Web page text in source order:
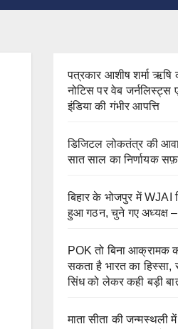
पत्रकार आशीष शर्मा ऋषि
नोटिस पर वेब
इंडिया की गंभीर आपत्ति
डिजिटल लोकतंत्र की
सात साल का निर्णायक
बिहार के भोजपुर में WJAI
हुआ गठन, चुने गए अध्यक्ष
POK तो बिना आक्रामक
सकता है भारत का हिस्सा,
सिंध को लेकर कही बड़ी
माता सीता की जन्मस्थली